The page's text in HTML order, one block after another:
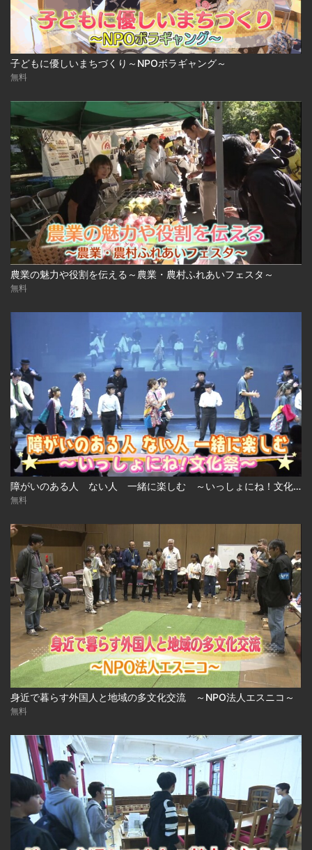
子どもに優しいまちづくり～NPOボラギャング～
無料
農業の魅力や役割を伝える～農業・農村ふれあいフェスタ～
無料
障がいのある人 ない人 一緒に楽しむ ～いっしょにね！文化祭～
無料
身近で暮らす外国人と地域の多文化交流 ～NPO法人エスニコ～
無料